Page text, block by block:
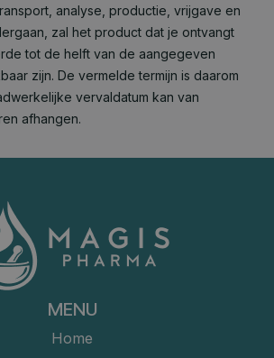
analyse, productie, vrijgave en
zal het product dat je ontvangt
tot de helft van de aangegeven
zijn. De vermelde termijn is daarom
vervaldatum kan van
afhangen.
MENU
Home